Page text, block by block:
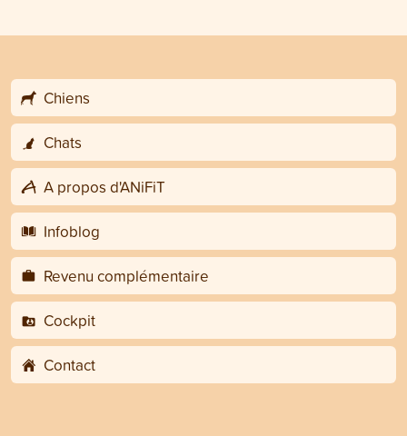
Chiens
Chats
A propos d'ANiFiT
Infoblog
Revenu complémentaire
Cockpit
Contact